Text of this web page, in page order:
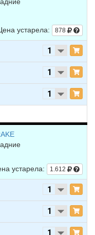
устарела: 878
устарела: 1.612